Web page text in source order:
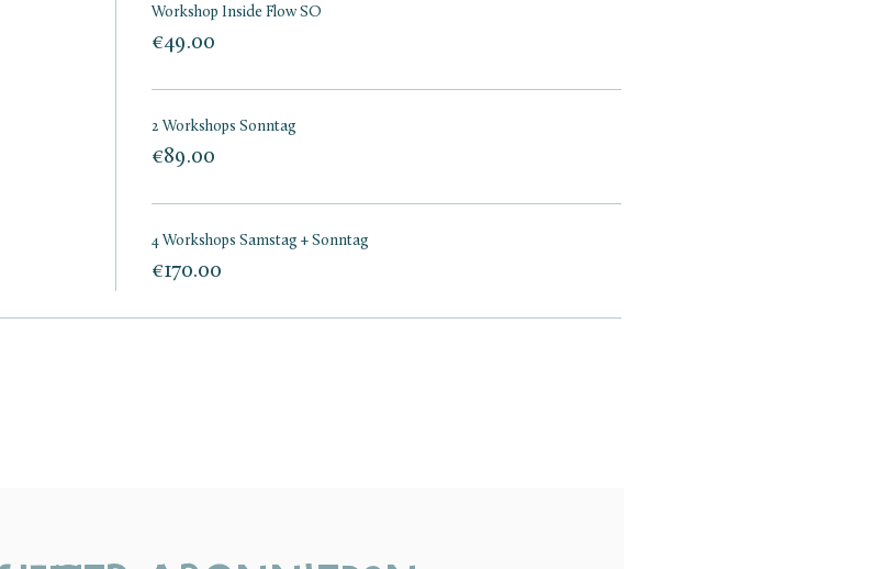
Workshop Inside Flow SO
€49.00
2 Workshops Sonntag
€89.00
4 Workshops Samstag + Sonntag
€170.00